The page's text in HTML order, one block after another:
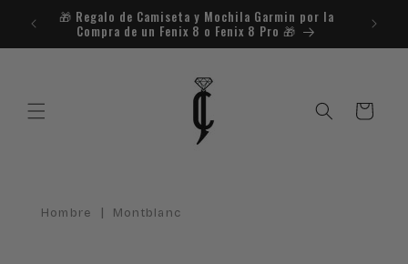
directamente
al contenido
🎁​ Regalo de Camiseta y Mochila Garmin por la
Compra de un Fenix 8 o Fenix 8 Pro 🎁​
Carrito
Hombre | Montblanc